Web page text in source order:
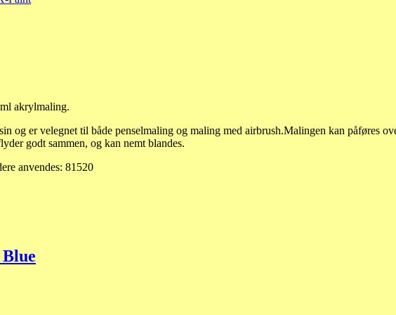
akrylmaling.
og er velegnet til både penselmaling og maling med airbrush.Malingen kan påføres
godt sammen, og kan nemt blandes.
anvendes: 81520